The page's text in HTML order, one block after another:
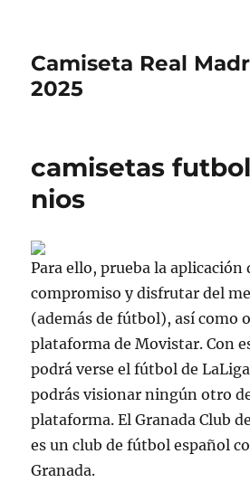
Camiseta Real
2025
camisetas
nios
Para ello, prueba la aplicación
compromiso y disfrutar del
(además de fútbol), así como
plataforma de Movistar. Con
podrá verse el fútbol de
podrás visionar ningún otro
plataforma. El Granada Club
es un club de fútbol español
Granada.